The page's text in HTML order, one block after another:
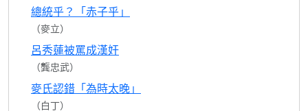
總統乎？「赤子乎」
（麥立）
呂秀蓮被罵成漢奸
（龔忠武）
麥氏認錯「為時太晚」
（白丁）